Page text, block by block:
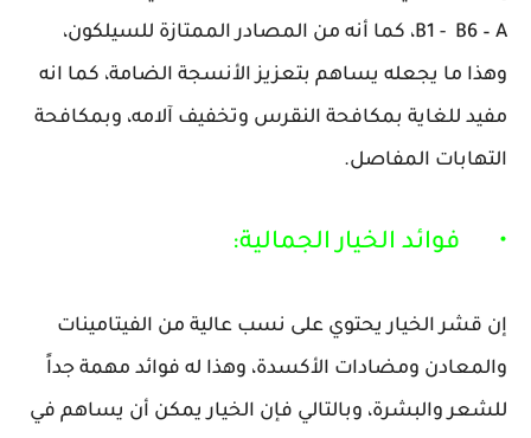
B1 - B6 – A، كما أنه من المصادر الممتازة للسيلكون،
وهذا ما يجعله يساهم بتعزيز الأنسجة الضامة، كما انه
مفيد للغاية بمكافحة النقرس وتخفيف آلامه، وبمكافحة
التهابات المفاصل.
• فوائد الخيار الجمالية:
إن قشر الخيار يحتوي على نسب عالية من الفيتامينات
والمعادن ومضادات الأكسدة، وهذا له فوائد مهمة جداً
للشعر والبشرة، وبالتالي فإن الخيار يمكن أن يساهم في